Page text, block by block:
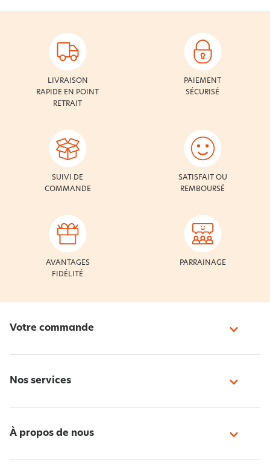
LIVRAISON
RAPIDE EN POINT
RETRAIT
PAIEMENT
SÉCURISÉ
SUIVI DE
COMMANDE
SATISFAIT OU
REMBOURSÉ
AVANTAGES
FIDÉLITÉ
PARRAINAGE
Votre commande
Nos services
À propos de nous